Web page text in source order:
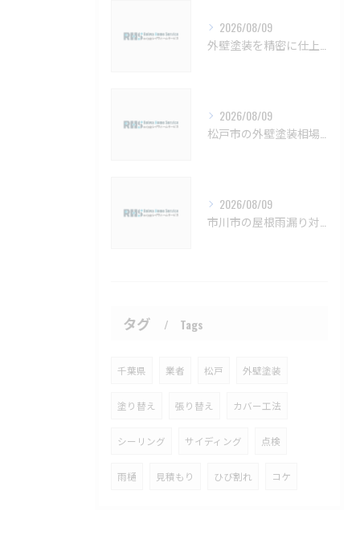
2026/08/09
2026/08/09
2026/08/09
タグ Tags
千葉県 業者 松戸 外壁塗装
塗り替え 張り替え カバー工法
シーリング サイディング 点検
雨樋 見積もり ひび割れ コケ